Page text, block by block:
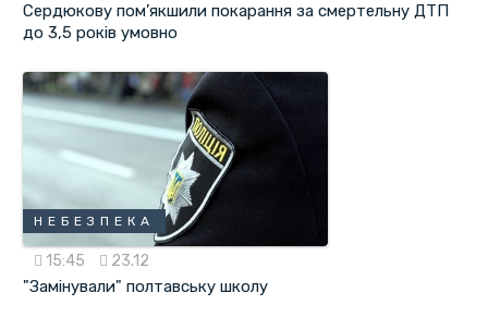
Сердюкову пом’якшили покарання за смертельну ДТП
до 3,5 років умовно
НЕБЕЗПЕКА
15:45 23.12
"Замінували" полтавську школу